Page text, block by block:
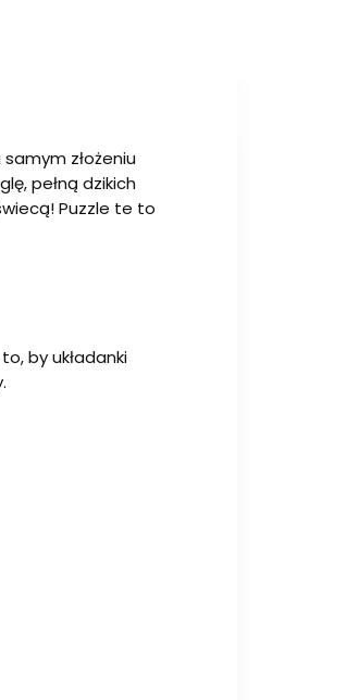
złożeniu
pełną dzikich
Puzzle te to
by układanki